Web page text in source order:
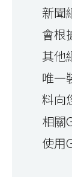
新聞
會根
其他
唯一
料向
相關
使用